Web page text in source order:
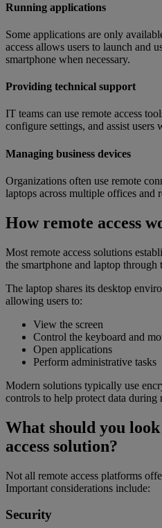
Running applications
Some applications are only
access allows users to launch and
smartphone when necessary.
Providing technical support
IT teams can use remote access
configure settings, and assist
Managing business devices
Organizations often use remote
laptops across multiple offices and
How remote access
Most remote access solutions
the smartphone and laptop through
The laptop shares its desktop
allowing users to:
View the screen
Control the keyboard and
Open applications
Perform administrative tasks
Modern solutions typically use
controls to help protect data during
What should you
access solution?
Not all remote access platforms
Important considerations include:
Security